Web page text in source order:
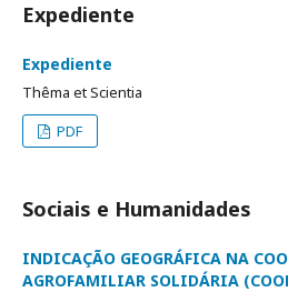
Expediente
Expediente
Thêma et Scientia
PDF
Sociais e Humanidades
INDICAÇÃO GEOGRÁFICA NA
AGROFAMILIAR SOLIDÁRIA